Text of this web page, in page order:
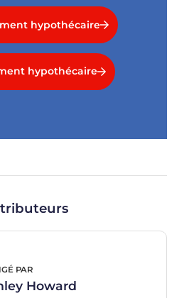
hypothécaire
hypothécaire
PAR
Howard